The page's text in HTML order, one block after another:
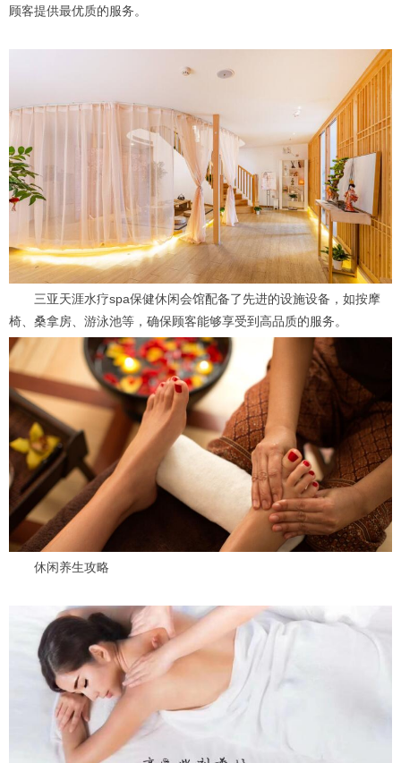
顾客提供最优质的服务。
三亚天涯水疗spa保健休闲会馆配备了先进的设施设备，如按摩
椅、桑拿房、游泳池等，确保顾客能够享受到高品质的服务。
休闲养生攻略